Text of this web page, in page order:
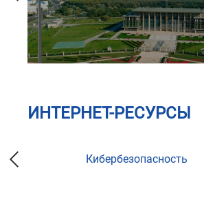
ИНТЕРНЕТ-РЕСУРСЫ
Кибербезопасность